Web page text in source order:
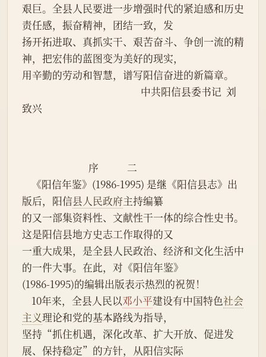
艰巨。全县人民要进一步增强时代的紧迫感和历史
责任感，振奋精神，团结一致，发
扬开拓进取、真抓实干、艰苦奋斗、争创一流的精
神，把宏伟的蓝图变为美好的现实，
用辛勤的劳动和智慧，谱写阳信奋进的新篇章。
致兴
                            序            二
版后，阳信县人民政府主持编纂
的又一部集资料性、文献性干一体的综合性史书。
这是阳信县地方史志工作取得的又
一重大成果，是全县人民政治、经济和文化生活中
的一件大事。在此，对《阳信年鉴》
(1986-1995)的编辑出版表示热烈的祝贺！
    10年来，全县人民以
邓小平建设有中国特色社会
主义理论和党的基本路线为指导，
坚持“抓住机遇，深化改革、扩大开放、促进发
展、保持稳定”的方针，从阳信实际